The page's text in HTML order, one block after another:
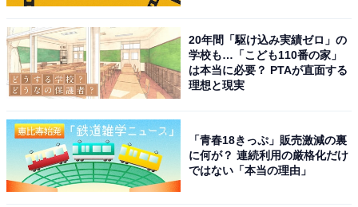
「いつも全力で、特に食べているシーンはこちらまで幸
せになるから（20代女性）」
「番組でも人柄が朗らかで明るい性格をしていて、人柄
が良いと思えるから（20代男性）」
「本当にいつ見ても変らぬ明るい笑顔で、魅力ある方。
グルメを番組内で取り上げている時にスタジオで料理が
出てきて、それを食す時の食べっぷりの良さ。気取らず
20年間「駆け込み実績ゼロ」の
学校も…「こども110番の家」
は本当に必要？ PTAが直面する
理想と現実
「青春18きっぷ」販売激減の裏
に何が？ 連続利用の厳格化だけ
ではない「本当の理由」